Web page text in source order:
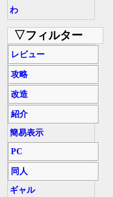
わ
▽フィルター
レビュー
攻略
改造
紹介
簡易表示
PC
同人
ギャル